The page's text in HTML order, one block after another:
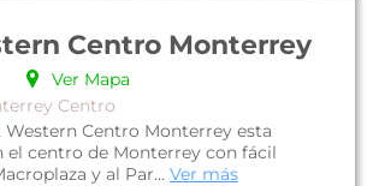
Centro Monterrey
Ver Mapa
Centro
Western Centro Monterrey esta
el centro de Monterrey con fácil
y al Par... Ver más